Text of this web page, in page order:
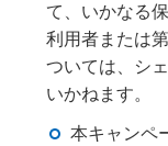
て、いかなる
利用者または
ついては、シ
いかねます。
本キャンペ